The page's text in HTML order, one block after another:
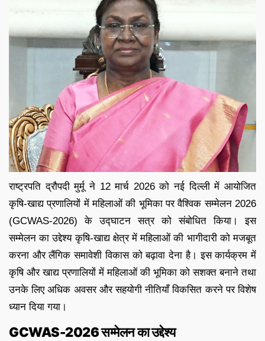
राष्ट्रपति द्रौपदी मुर्मू ने 12 मार्च 2026 को नई दिल्ली में आयोजित
कृषि-खाद्य प्रणालियों में महिलाओं की भूमिका पर वैश्विक सम्मेलन 2026
(GCWAS-2026) के उद्घाटन सत्र को संबोधित किया। इस
सम्मेलन का उद्देश्य कृषि-खाद्य क्षेत्र में महिलाओं की भागीदारी को मजबूत
करना और लैंगिक समावेशी विकास को बढ़ावा देना है। इस कार्यक्रम में
कृषि और खाद्य प्रणालियों में महिलाओं की भूमिका को सशक्त बनाने तथा
उनके लिए अधिक अवसर और सहयोगी नीतियाँ विकसित करने पर विशेष
ध्यान दिया गया।
GCWAS-2026 सम्मेलन का उद्देश्य